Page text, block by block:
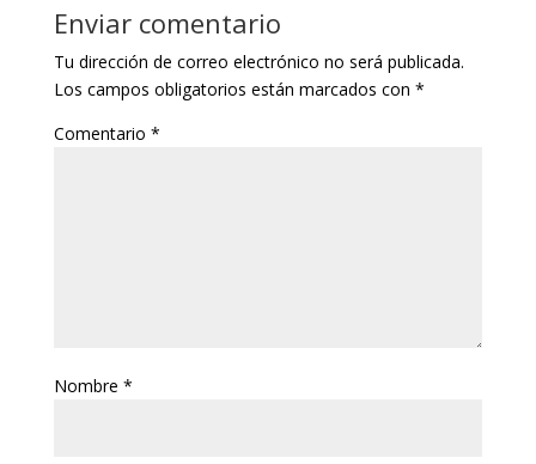
Enviar comentario
Tu dirección de correo electrónico no será publicada.
Los campos obligatorios están marcados con *
Comentario *
Nombre *